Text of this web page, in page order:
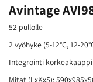
Avintage
52 pullolle
2 vyöhyke (5-12°C, 12-
Integrointi
Mitat (LxKxS):